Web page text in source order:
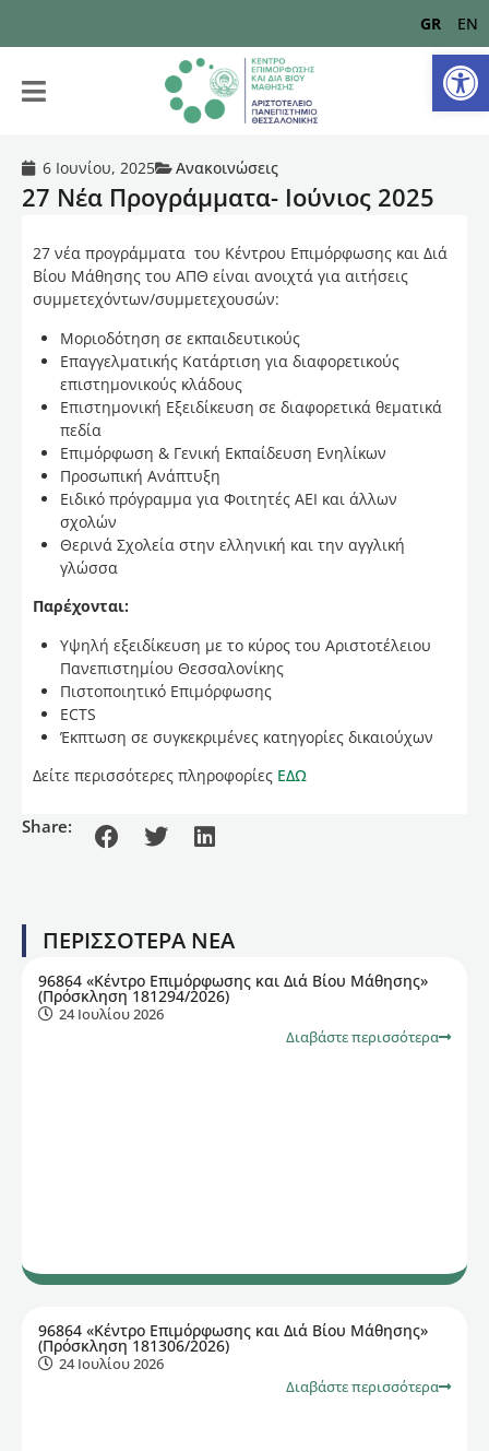
GR EN
6 Ιουνίου, 2025 Ανακοινώσεις
27 Νέα Προγράμματα- Ιούνιος 2025
27 νέα προγράμματα του Κέντρου Επιμόρφωσης και Διά
Βίου Μάθησης του ΑΠΘ είναι ανοιχτά για αιτήσεις
συμμετεχόντων/συμμετεχουσών:
Μοριοδότηση σε εκπαιδευτικούς
Επαγγελματικής Κατάρτιση για διαφορετικούς
επιστημονικούς κλάδους
Επιστημονική Εξειδίκευση σε διαφορετικά θεματικά
πεδία
Επιμόρφωση & Γενική Εκπαίδευση Ενηλίκων
Προσωπική Ανάπτυξη
Ειδικό πρόγραμμα για Φοιτητές ΑΕΙ και άλλων
σχολών
Θερινά Σχολεία στην ελληνική και την αγγλική
γλώσσα
Παρέχoνται:
Υψηλή εξειδίκευση με το κύρος του Αριστοτέλειου
Πανεπιστημίου Θεσσαλονίκης
Πιστοποιητικό Επιμόρφωσης
ECTS
Έκπτωση σε συγκεκριμένες κατηγορίες δικαιούχων
Δείτε περισσότερες πληροφορίες ΕΔΩ
Share:
ΠΕΡΙΣΣΟΤΕΡΑ ΝΕΑ
96864 «Κέντρο Επιμόρφωσης και Διά Βίου Μάθησης»
(Πρόσκληση 181294/2026)
24 Ιουλίου 2026
Διαβάστε περισσότερα
96864 «Κέντρο Επιμόρφωσης και Διά Βίου Μάθησης»
(Πρόσκληση 181306/2026)
24 Ιουλίου 2026
Διαβάστε περισσότερα